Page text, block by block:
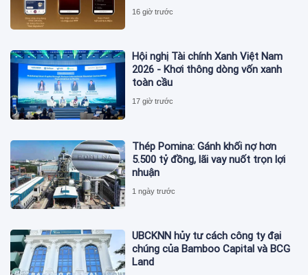
16 giờ trước
Hội nghị Tài chính Xanh Việt Nam
2026 - Khơi thông dòng vốn xanh
toàn cầu
17 giờ trước
Thép Pomina: Gánh khối nợ hơn
5.500 tỷ đồng, lãi vay nuốt trọn lợi
nhuận
1 ngày trước
UBCKNN hủy tư cách công ty đại
chúng của Bamboo Capital và BCG
Land